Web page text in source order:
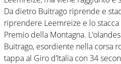
Da dietro Buitrago riprende e
riprendere Leemreize e lo
Premio della Montagna.
Buitrago, esordiente nella corsa
tappa al Giro d’Italia con 34